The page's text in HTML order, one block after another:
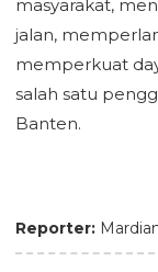
masyarakat,
jalan,
memperkuat
salah satu
Banten.
Reporter: